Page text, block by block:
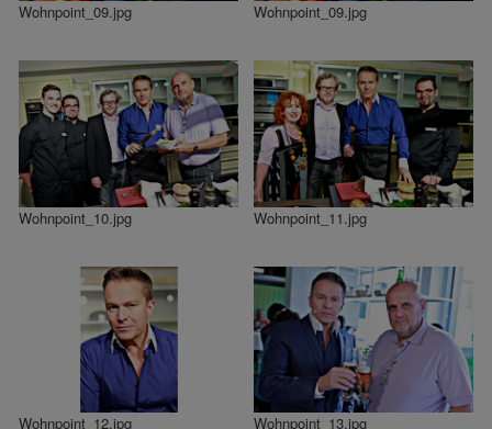
Wohnpoint_09.jpg Wohnpoint_09.jpg
Wohnpoint_10.jpg Wohnpoint_11.jpg
Wohnpoint_12.jpg Wohnpoint_13.jpg